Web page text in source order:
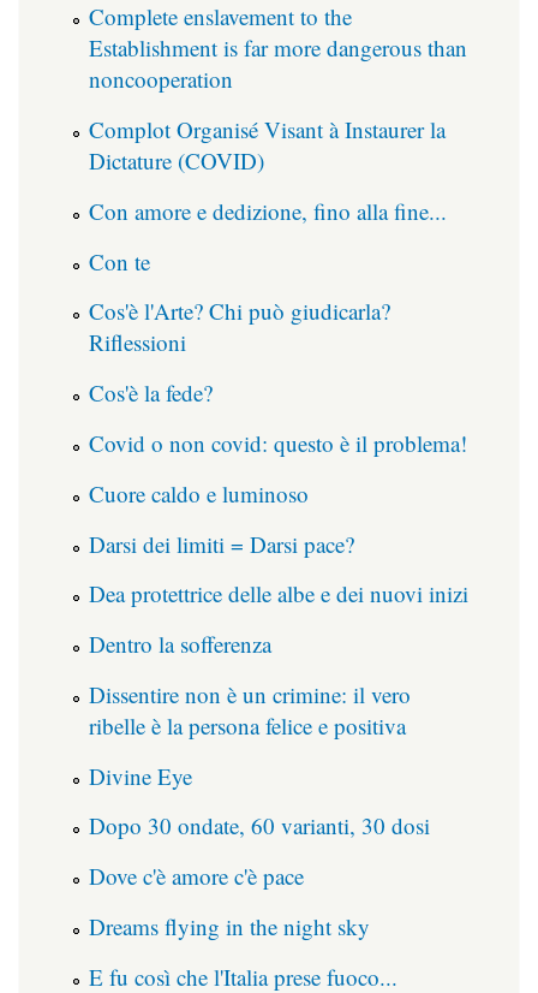
Complete enslavement to the
Establishment is far more dangerous than
noncooperation
Complot Organisé Visant à Instaurer la
Dictature (COVID)
Con amore e dedizione, fino alla fine...
Con te
Cos'è l'Arte? Chi può giudicarla?
Riflessioni
Cos'è la fede?
Covid o non covid: questo è il problema!
Cuore caldo e luminoso
Darsi dei limiti = Darsi pace?
Dea protettrice delle albe e dei nuovi inizi
Dentro la sofferenza
Dissentire non è un crimine: il vero
ribelle è la persona felice e positiva
Divine Eye
Dopo 30 ondate, 60 varianti, 30 dosi
Dove c'è amore c'è pace
Dreams flying in the night sky
E fu così che l'Italia prese fuoco...